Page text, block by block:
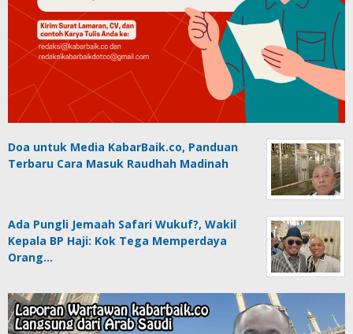
Doa untuk Media KabarBaik.co, Panduan
Terbaru Cara Masuk Raudhah Madinah
Ada Pungli Jemaah Safari Wukuf?, Wakil
Kepala BP Haji: Kok Tega Memperdaya
Orang…